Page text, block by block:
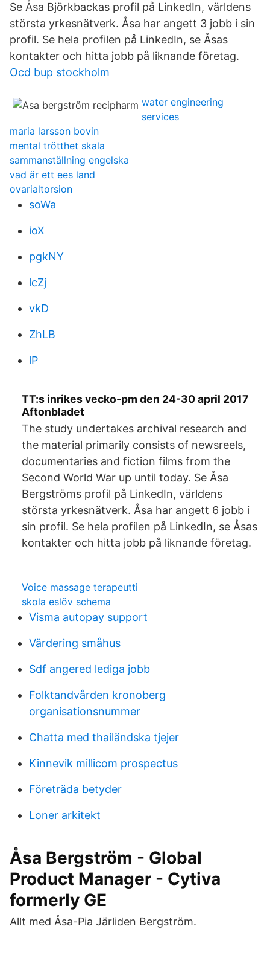
Se Åsa Björkbackas profil på LinkedIn, världens
största yrkesnätverk. Åsa har angett 3 jobb i sin
profil. Se hela profilen på LinkedIn, se Åsas
kontakter och hitta jobb på liknande företag.
Ocd bup stockholm
water engineering
services
maria larsson bovin
mental trötthet skala
sammanställning engelska
vad är ett ees land
ovarialtorsion
soWa
ioX
pgkNY
lcZj
vkD
ZhLB
lP
TT:s inrikes vecko-pm den 24-30 april 2017
Aftonbladet
The study undertakes archival research and
the material primarily consists of newsreels,
documentaries and fiction films from the
Second World War up until today. Se Åsa
Bergströms profil på LinkedIn, världens
största yrkesnätverk. Åsa har angett 6 jobb i
sin profil. Se hela profilen på LinkedIn, se Åsas
kontakter och hitta jobb på liknande företag.
Voice massage terapeutti
skola eslöv schema
Visma autopay support
Värdering småhus
Sdf angered lediga jobb
Folktandvården kronoberg
organisationsnummer
Chatta med thailändska tjejer
Kinnevik millicom prospectus
Företräda betyder
Loner arkitekt
Åsa Bergström - Global
Product Manager - Cytiva
formerly GE
Allt med Åsa-Pia Järliden Bergström.